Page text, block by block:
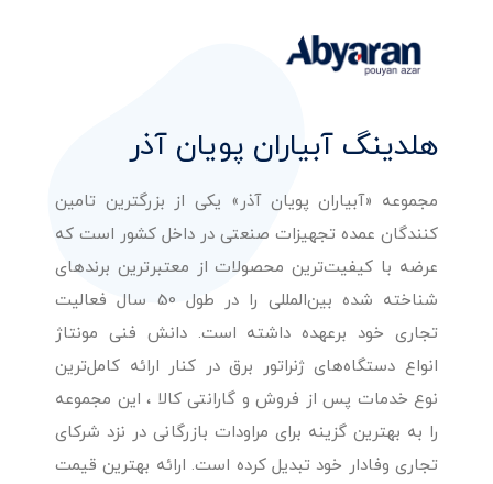
هلدینگ آبیاران پویان آذر
مجموعه «آبیاران پویان آذر» یکی از بزرگترین تامین
کنندگان عمده تجهیزات صنعتی در داخل کشور است که
عرضه با کیفیت‌ترین محصولات از معتبرترین برندهای
شناخته شده بین‌المللی را در طول 50 سال فعالیت
تجاری خود برعهده داشته است. دانش فنی مونتاژ
انواع دستگاه‌های ژنراتور برق در کنار ارائه کامل‌ترین
نوع خدمات پس از فروش و گارانتی کالا ، این مجموعه
را به بهترین گزینه برای مراودات بازرگانی در نزد شرکای
تجاری وفادار خود تبدیل کرده است. ارائه بهترین قیمت